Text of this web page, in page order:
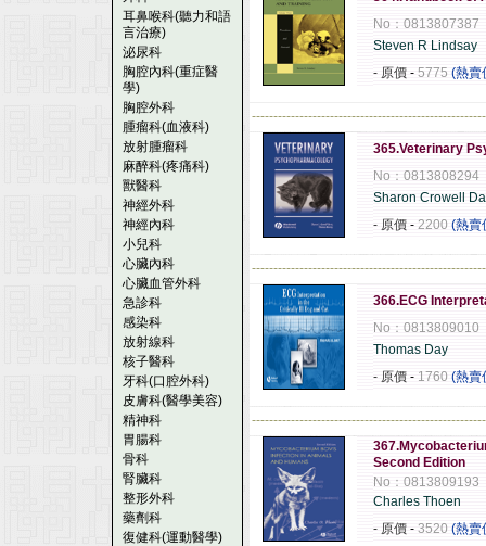
耳鼻喉科(聽力和語
言治療)
泌尿科
胸腔內科(重症醫
學)
胸腔外科
腫瘤科(血液科)
放射腫瘤科
麻醉科(疼痛科)
獸醫科
神經外科
神經內科
小兒科
心臟內科
心臟血管外科
急診科
感染科
放射線科
核子醫科
牙科(口腔外科)
皮膚科(醫學美容)
精神科
胃腸科
骨科
腎臟科
整形外科
藥劑科
復健科(運動醫學)
No：0813807387
Steven R Lindsay
- 原價 - 5775 (熱賣
365.Veterinary
No：0813808294
Sharon Crowell
- 原價 - 2200 (熱賣
366.ECG
No：0813809010
Thomas Day
- 原價 - 1760 (熱賣
Second Edition
No：0813809193
Charles Thoen
- 原價 - 3520 (熱賣